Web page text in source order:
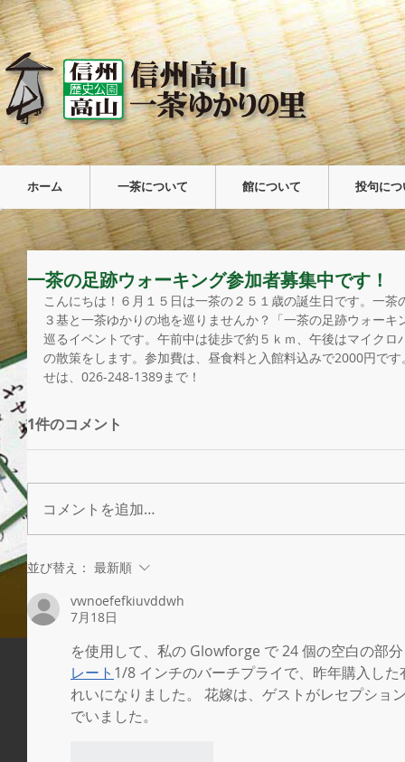
ホーム 一茶について 館について 投句に
一茶の足跡ウォーキング参加者募集中です！
こんにちは！６月１５日は一茶の２５１歳の誕生日です。一
３基と一茶ゆかりの地を巡りませんか？「一茶の足跡ウォー
巡るイベントです。午前中は徒歩で約５ｋｍ、午後はマイク
の散策をします。参加費は、昼食料と入館料込みで2000円で
せは、026-248-1389まで！
1件のコメント
コメントを追加…
並び替え： 最新順
vwnoefefkiuvddwh
7月18日
を使用して、私の Glowforge で 24 個の空白の部
レート 1/8 インチのバーチプライで、昨年購入し
れいになりました。 花嫁は、ゲストがレセプショ
でいました。